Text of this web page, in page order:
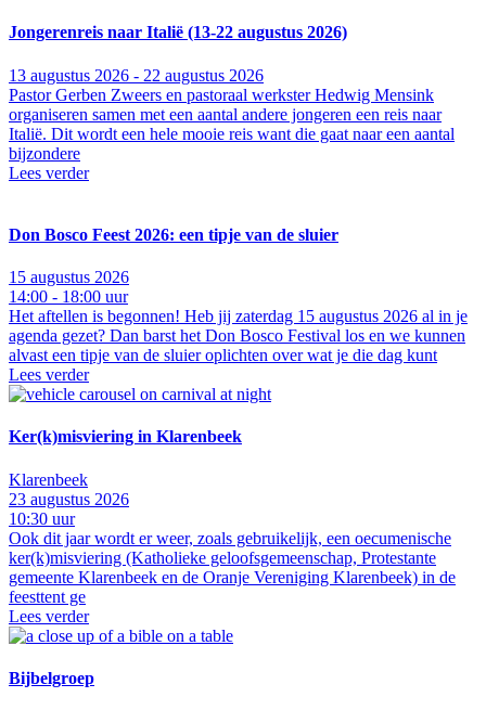
Jongerenreis naar Italië (13-22 augustus 2026)
13 augustus 2026 - 22 augustus 2026
Pastor Gerben Zweers en pastoraal werkster Hedwig Mensink
organiseren samen met een aantal andere jongeren een reis naar
Italië. Dit wordt een hele mooie reis want die gaat naar een aantal
bijzondere
Lees verder
Don Bosco Feest 2026: een tipje van de sluier
15 augustus 2026
14:00 - 18:00 uur
Het aftellen is begonnen! Heb jij zaterdag 15 augustus 2026 al in je
agenda gezet? Dan barst het Don Bosco Festival los en we kunnen
alvast een tipje van de sluier oplichten over wat je die dag kunt
Lees verder
Ker(k)misviering in Klarenbeek
Klarenbeek
23 augustus 2026
10:30 uur
Ook dit jaar wordt er weer, zoals gebruikelijk, een oecumenische
ker(k)misviering (Katholieke geloofsgemeenschap, Protestante
gemeente Klarenbeek en de Oranje Vereniging Klarenbeek) in de
feesttent ge
Lees verder
Bijbelgroep